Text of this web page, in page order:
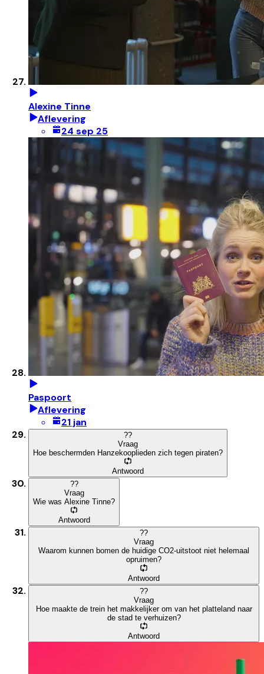
Alexine Tinne
Aflevering
24 sep 25
Paspoort
Aflevering
21 jan
??
Vraag
Hoe beschermden Hanzekooplieden zich tegen piraten?
Antwoord
??
Vraag
Wie was Alexine Tinne?
Antwoord
??
Vraag
Waarom kunnen bomen de huidige CO2-uitstoot niet helemaal
opruimen?
Antwoord
??
Vraag
Hoe maakte de trein het makkelijker om van het platteland naar
de stad te verhuizen?
Antwoord